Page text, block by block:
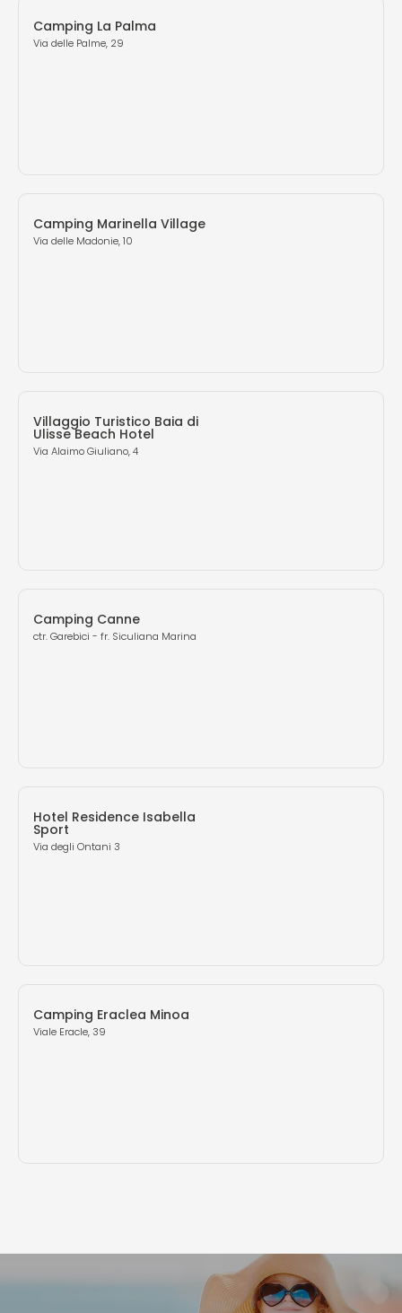
Camping La Palma
Via delle Palme, 29
Camping Marinella Village
Via delle Madonie, 10
Villaggio Turistico Baia di
Ulisse Beach Hotel
Via Alaimo Giuliano, 4
Camping Canne
ctr. Garebici - fr. Siculiana Marina
Hotel Residence Isabella
Sport
Via degli Ontani 3
Camping Eraclea Minoa
Viale Eracle, 39